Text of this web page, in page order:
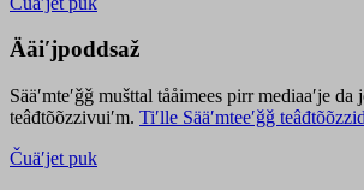
Ääiʹjpoddsaž
Sääʹmteʹǧǧ mušttal tååimees pirr mediaaʹje da
teâđtõõzzivuiʹm. Tiʹlle Sääʹmteeʹǧǧ
Čuäʹjet puk